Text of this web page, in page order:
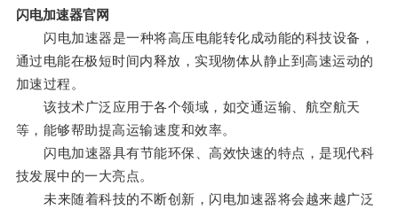
闪电加速器官网
闪电加速器是一种将高压电能转化成动能的科技设备，
通过电能在极短时间内释放，实现物体从静止到高速运动的
加速过程。
该技术广泛应用于各个领域，如交通运输、航空航天
等，能够帮助提高运输速度和效率。
闪电加速器具有节能环保、高效快速的特点，是现代科
技发展中的一大亮点。
未来随着科技的不断创新，闪电加速器将会越来越广泛